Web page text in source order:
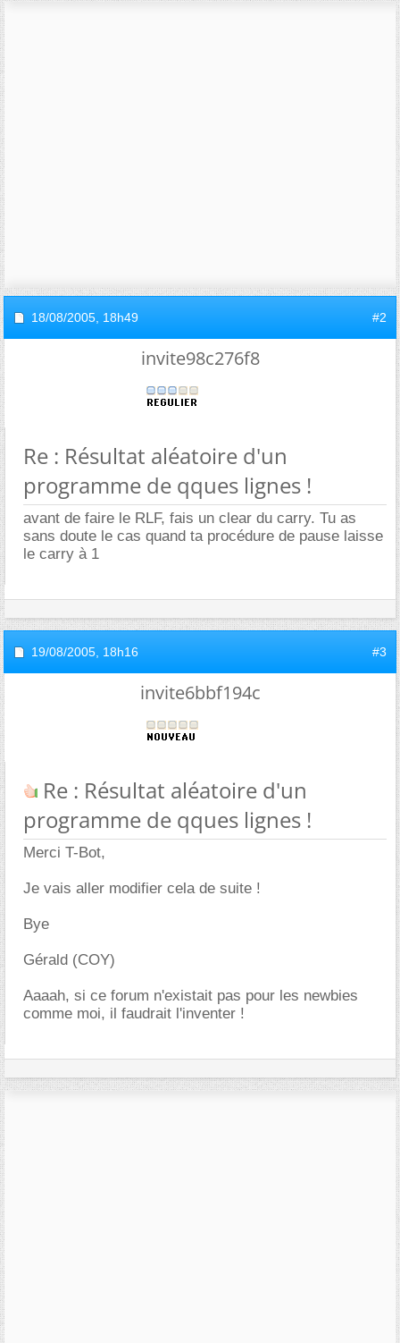
18/08/2005, 18h49 #2
invite98c276f8
Re : Résultat aléatoire d'un
programme de qques lignes !
avant de faire le RLF, fais un clear du carry. Tu as
sans doute le cas quand ta procédure de pause laisse
le carry à 1
19/08/2005, 18h16 #3
invite6bbf194c
Re : Résultat aléatoire d'un
programme de qques lignes !
Merci T-Bot,
Je vais aller modifier cela de suite !
Bye
Gérald (COY)
Aaaah, si ce forum n'existait pas pour les newbies
comme moi, il faudrait l'inventer !